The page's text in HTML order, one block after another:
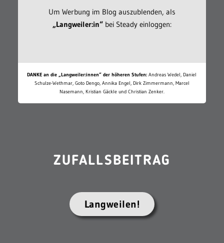
Um Werbung im Blog auszublenden, als
„Langweiler:in“bei Steady einloggen:
DANKE an die „Langweiler:innen“ der höheren Stufen: Andreas Wedel, Daniel
Schulze-Wethmar, Goto Dengo, Annika Engel, Dirk Zimmermann, Marcel
Nasemann, Kristian Gäckle und Christian Zenker.
ZUFALLSBEITRAG
Langweilen!